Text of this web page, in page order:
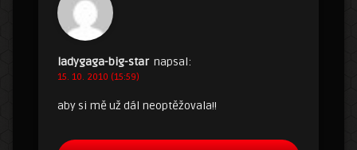
ladygaga-big-star napsal:
15. 10. 2010 (15:59)
aby si mě už dál neoptěžovala!!